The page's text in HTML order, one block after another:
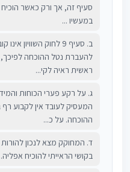
סעיף זה, אך ורק כאשר
במעשיו ...
ב. סעיף 9 לחוק
להעברת נטל ההוכחה
ראשית ראיה לקי...
ג. על רקע פערי הכוחות
המעסיק לעובד אין לקבוע רף
ההוכחה. על כ...
ד. המחוקק מצא לנכון
בקושי הראייתי להוכיח אפליה.